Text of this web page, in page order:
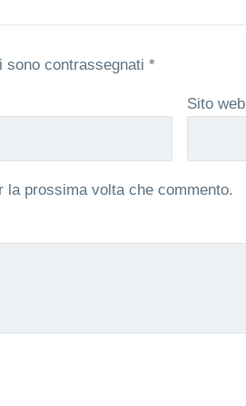
sono contrassegnati *
Sito web
la prossima volta che commento.